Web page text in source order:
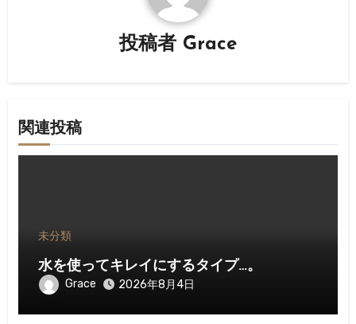
投稿者 Grace
関連投稿
未分類
水を使ってキレイにするタイプ…。
Grace 2026年8月4日